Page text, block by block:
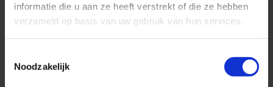
informatie die u aan ze heeft verstrekt of die ze hebben
verzameld op basis van uw gebruik van hun services.
Noodzakelijk
Geniet in ultraluxe van wonderschone bestemmingen :-)